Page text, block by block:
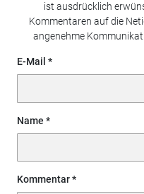
ist ausdrücklich
Kommentaren auf die
angenehme
E-Mail
Name
Kommentar